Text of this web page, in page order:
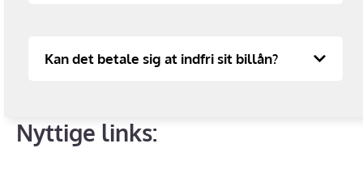
Kan det betale sig at indfri sit billån?
Nyttige links: